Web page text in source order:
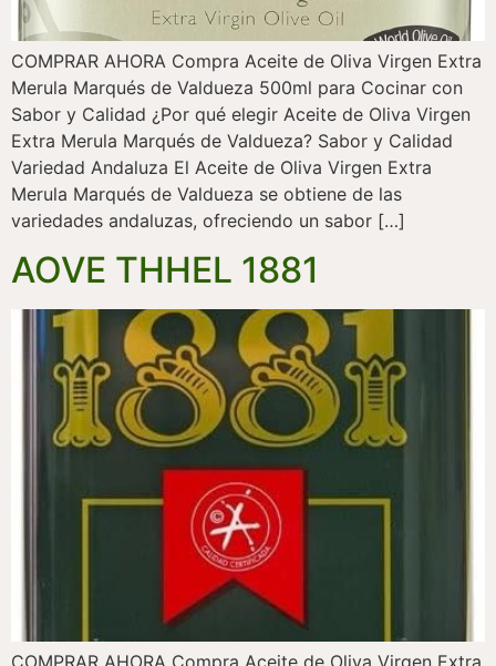
COMPRAR AHORA Compra Aceite de Oliva Virgen Extra
Merula Marqués de Valdueza 500ml para Cocinar con
Sabor y Calidad ¿Por qué elegir Aceite de Oliva Virgen
Extra Merula Marqués de Valdueza? Sabor y Calidad
Variedad Andaluza El Aceite de Oliva Virgen Extra
Merula Marqués de Valdueza se obtiene de las
variedades andaluzas, ofreciendo un sabor […]
AOVE THHEL 1881